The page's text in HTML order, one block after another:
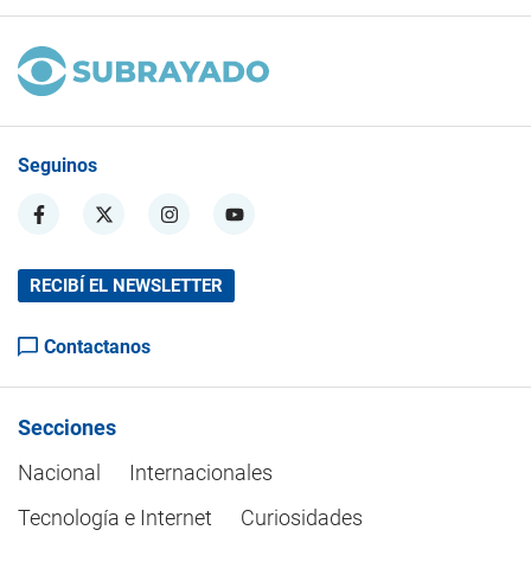
Seguinos
RECIBÍ EL NEWSLETTER
Contactanos
Secciones
Nacional
Internacionales
Tecnología e Internet
Curiosidades